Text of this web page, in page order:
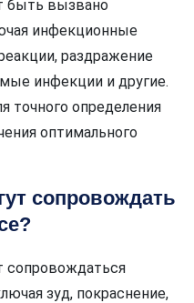
быть вызвано
инфекционные
раздражение
инфекции и другие.
точного определения
оптимального
сопровождать
сопровождаться
зуд, покраснение,